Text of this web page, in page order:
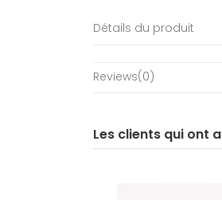
Détails du produit
Reviews(0)
Les clients qui ont